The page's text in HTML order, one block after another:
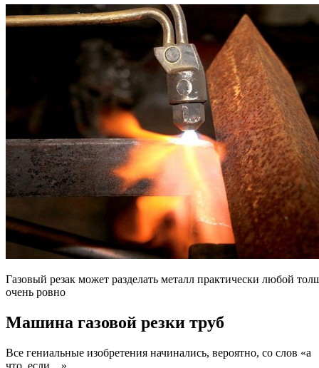
Газовый резак может разделать металл практически любой
очень ровно
Машина газовой резки труб
Все гениальные изобретения начинались, вероятно, со слов «а